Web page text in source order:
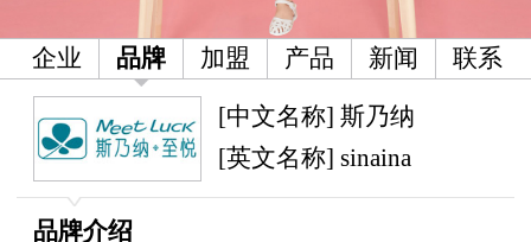
企业 品牌 加盟 产品 新闻 联系
[中文名称] 斯乃纳
[英文名称] sinaina
品牌介绍